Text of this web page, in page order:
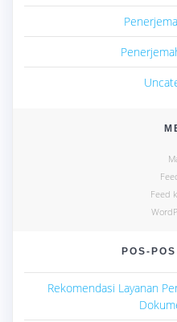
Feed
POS-
Rekomendasi Layanan